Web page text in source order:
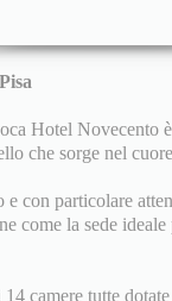
Hotel Novecento
che sorge nel
e con particolare
come la sede
camere tutte